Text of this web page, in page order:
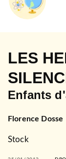
LES
Enfants
Florence Dosse
Stock